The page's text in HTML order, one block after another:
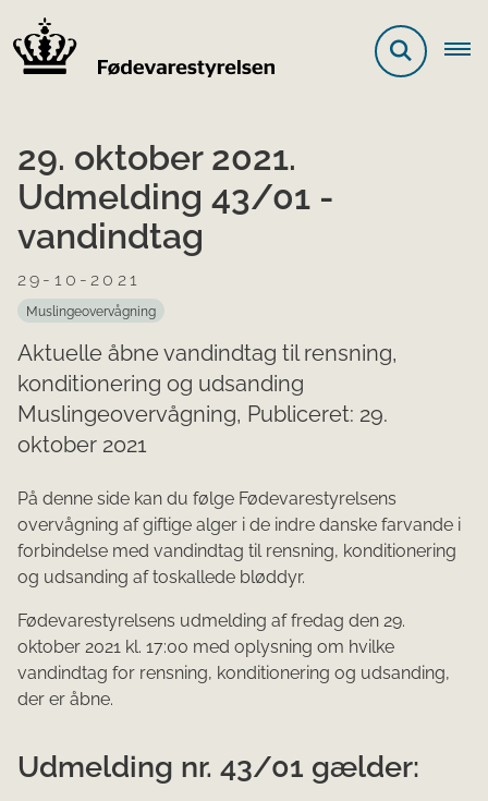
29. oktober 2021.
Udmelding 43/01 -
vandindtag
29-10-2021
Muslingeovervågning
Aktuelle åbne vandindtag til rensning,
konditionering og udsanding
Muslingeovervågning, Publiceret: 29.
oktober 2021
På denne side kan du følge Fødevarestyrelsens
overvågning af giftige alger i de indre danske farvande i
forbindelse med vandindtag til rensning, konditionering
og udsanding af toskallede bløddyr.
Fødevarestyrelsens udmelding af fredag den 29.
oktober 2021 kl. 17:00 med oplysning om hvilke
vandindtag for rensning, konditionering og udsanding,
der er åbne.
Udmelding nr. 43/01 gælder: